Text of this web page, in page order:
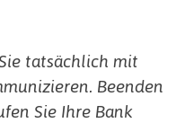
tatsächlich mit
Beenden
Sie Ihre Bank